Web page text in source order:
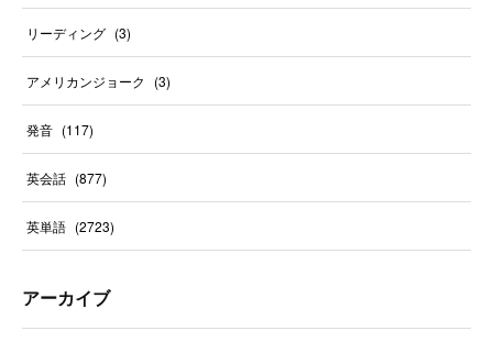
リーディング (3)
アメリカンジョーク (3)
発音 (117)
英会話 (877)
英単語 (2723)
アーカイブ